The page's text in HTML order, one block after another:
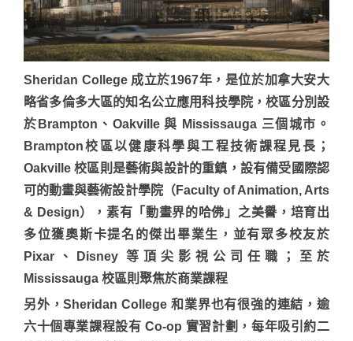
Sheridan College 成立於1967年，是位於加拿大安大
略省多倫多大區的知名公立應用科技學院，校區分別設
於Brampton、Oakville 與 Mississauga 三個城市。
Brampton校區以健康科學與工程技術課程見長；
Oakville 校區則是藝術與設計的重鎮，設有備受國際認
可的動畫與藝術設計學院（Faculty of Animation, Arts
& Design），素有「動畫界的哈佛」之美譽，培育出
多位獲奧斯卡提名的傑出畢業生，並有眾多校友於
Pixar、Disney 等頂尖影視公司任職；至於
Mississauga 校區則聚焦於商業課程
另外，Sheridan College 和業界也有很強的連結，逾
六十個專業課程設有 Co-op 實習計劃，每年吸引約二